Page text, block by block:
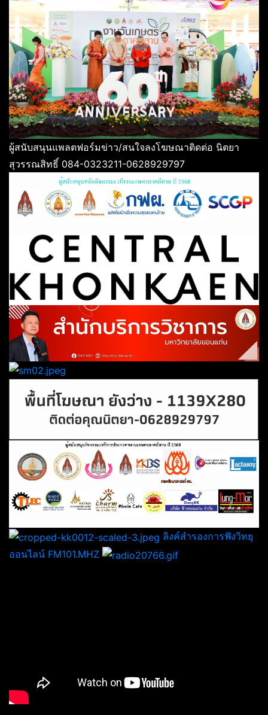
ผู้สนับสนุนแพลตฟอร์มข่าว/สนใจลงโฆษณาติดต่อ นิตยา
สุวรรณสิทธิ์ 084-0323211-0628929797
ลิงค์สำรองการฟังวิทยุ
ออนไลน์ FM101.MHZ